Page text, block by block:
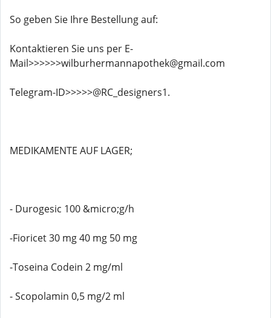
So geben Sie Ihre Bestellung auf:
Kontaktieren Sie uns per E-
Mail>>>>>>wilburhermannapothek@gmail.com
Telegram-ID>>>>>@RC_designers1.
MEDIKAMENTE AUF LAGER;
- Durogesic 100 &micro;g/h
-Fioricet 30 mg 40 mg 50 mg
-Toseina Codein 2 mg/ml
- Scopolamin 0,5 mg/2 ml